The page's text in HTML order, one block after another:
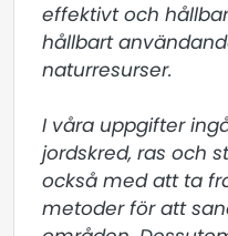
effektivt och
hållbart
naturresurser.
I våra uppgifter
jordskred, ras och
också med att ta
metoder för att